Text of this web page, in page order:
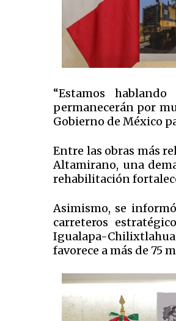
“Estamos
permanecerán por
Gobierno de México
Entre las obras más
Altamirano, una
rehabilitación
Asimismo, se
carreteros
Igualapa-
favorece a más de 75